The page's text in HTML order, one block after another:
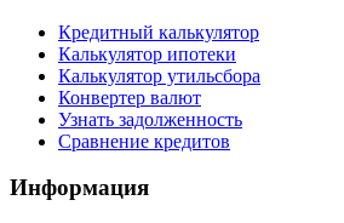
Кредитный калькулятор
Калькулятор ипотеки
Калькулятор утильсбора
Конвертер валют
Узнать задолженность
Сравнение кредитов
Информация